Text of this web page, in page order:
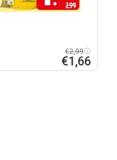
€2,99
€1,66